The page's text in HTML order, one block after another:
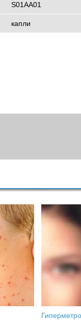
S01AA01
капли